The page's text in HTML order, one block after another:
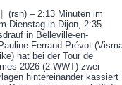
(rsn) – 2:13 Minuten im
Dienstag in Dijon, 2:35
in Belleville-en-
Ferrand-Prévot
hat bei der Tour de
2026 (2.WWT) zwei
hintereinander kassiert